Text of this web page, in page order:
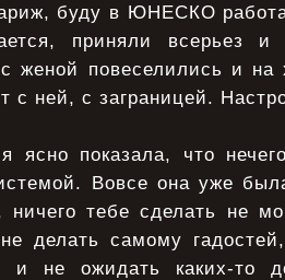
буду в ЮНЕСКО
приняли всерьез
женой повеселились и на
с ней, с заграницей.
ясно показала, что
Вовсе она уже
тебе сделать не
делать самому
и не ожидать каких-то